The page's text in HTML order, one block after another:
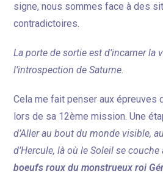
signe, nous sommes face à des
contradictoires.
La porte de sortie est d’incarner la
l’introspection de Saturne.
Cela me fait penser aux épreuves
lors de sa 12ème mission. Une
d’Aller au bout du monde visible,
d’Hercule, là où le Soleil se couche
boeufs roux du monstrueux roi